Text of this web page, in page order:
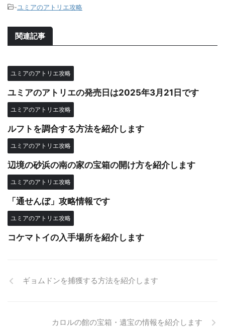
-ユミアのアトリエ攻略
関連記事
ユミアのアトリエ攻略
ユミアのアトリエの発売日は2025年3月21日です
ユミアのアトリエ攻略
ルフトを調合する方法を紹介します
ユミアのアトリエ攻略
辺境の砂浜の南の家の宝箱の開け方を紹介します
ユミアのアトリエ攻略
「通せんぼ」攻略情報です
ユミアのアトリエ攻略
コケマトイの入手場所を紹介します
ギョムドンを捕獲する方法を紹介します
カロルの館の宝箱・遺宝の情報を紹介します